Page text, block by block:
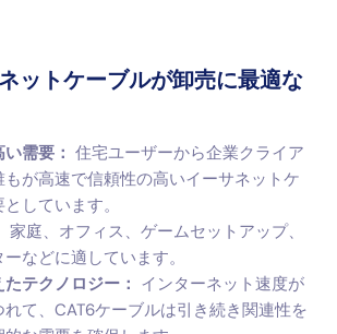
ットケーブルが卸売に最適な
需要： 住宅ユーザーから企業クライア
もが高速で信頼性の高いイーサネットケ
しています。
家庭、オフィス、ゲームセットアップ、
などに適しています。
テクノロジー： インターネット速度が
て、CAT6ケーブルは引き続き関連性を